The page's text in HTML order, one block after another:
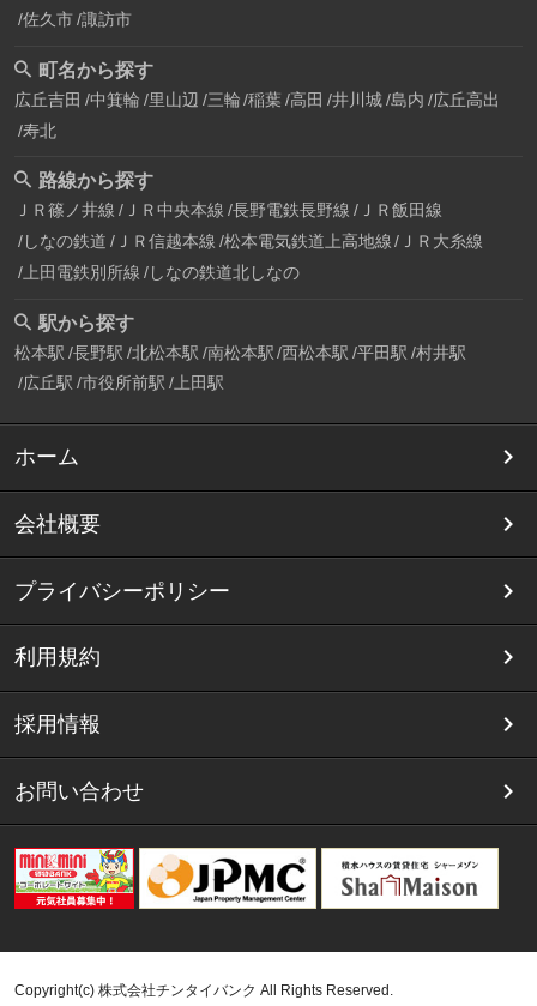
佐久市 諏訪市
町名から探す
広丘吉田 中箕輪 里山辺 三輪 稲葉 高田 井川城 島内 広丘高出
寿北
路線から探す
ＪＲ篠ノ井線 ＪＲ中央本線 長野電鉄長野線 ＪＲ飯田線
しなの鉄道 ＪＲ信越本線 松本電気鉄道上高地線
ＪＲ大糸線
上田電鉄別所線 しなの鉄道北しなの
駅から探す
松本駅 長野駅 北松本駅 南松本駅 西松本駅 平田駅 村井駅
広丘駅 市役所前駅 上田駅
ホーム
会社概要
プライバシーポリシー
利用規約
採用情報
お問い合わせ
Copyright(c) 株式会社チンタイバンク All Rights Reserved.